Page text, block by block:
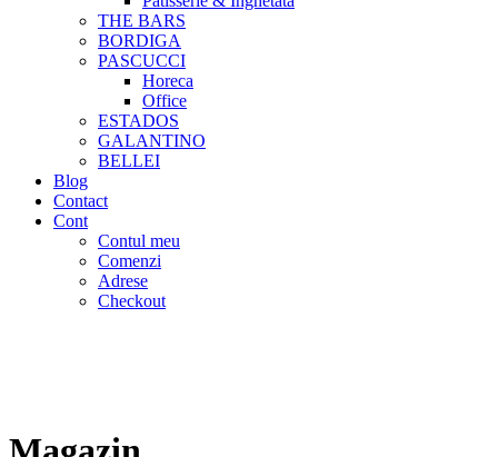
THE BARS
BORDIGA
PASCUCCI
Horeca
Office
ESTADOS
GALANTINO
BELLEI
Blog
Contact
Cont
Contul meu
Comenzi
Adrese
Checkout